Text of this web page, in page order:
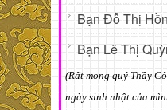
Bạn Đỗ Thị
Bạn Lê Thị
(Rất mong quý Thầy
ngày sinh nhật của